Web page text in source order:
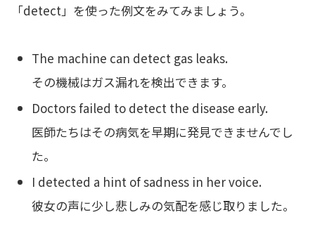
「detect」を使った例文をみてみましょう。
The machine can detect gas leaks.
その機械はガス漏れを検出できます。
Doctors failed to detect the disease early.
医師たちはその病気を早期に発見できませんでし
た。
I detected a hint of sadness in her voice.
彼女の声に少し悲しみの気配を感じ取りました。